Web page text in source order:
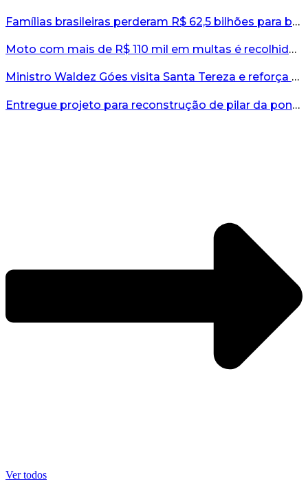
Famílias brasileiras perderam R$ 62,5 bilhões para bets em 2025, diz estudo...
Moto com mais de R$ 110 mil em multas é recolhida no interior do RS...
Ministro Waldez Góes visita Santa Tereza e reforça apoio federal à reconstrução do município...
Entregue projeto para reconstrução de pilar da ponte entre Encantado e Muçum...
Ver todos